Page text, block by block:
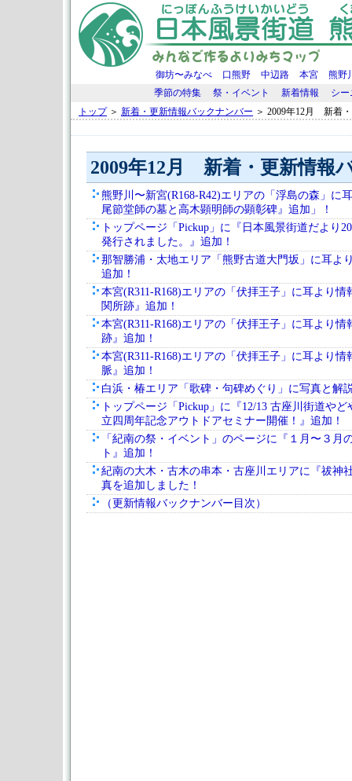
御坊〜みなべ 口熊野 中辺路 本宮
熊野
季節の特集
祭・イベント 新着情報
シ
トップ＞ 新着・更新情報バックナンバー ＞ 2009年12月 新着
2009年12月 新着・更新情報
熊野川〜新宮(R168-R42)エリアの「浮島の森」に
尾節堂師の墓と高木顕明師の顕彰碑』追加」！
トップページ「Pickup」に『日本風景街道だより
発行されました。』追加！
那智勝浦・太地エリア「熊野古道大門坂」に耳よ
追加！
本宮(R311-R168)エリアの「伏拝王子」に耳より情
関所跡』追加！
本宮(R311-R168)エリアの「伏拝王子」に耳より情
跡』追加！
本宮(R311-R168)エリアの「伏拝王子」に耳より情
脈』追加！
白浜・椿エリア「歌碑・句碑めぐり」に写真と解
トップページ「Pickup」に『12/13 古座川街道や
立四周年記念アウトドアセミナー開催！』追加！
「紀南の祭・イベント」のページに『１月〜３月
ト』追加！
紀南の大木・古木の串本・古座川エリアに『祓神
真を追加しました！
（更新情報バックナンバー目次）